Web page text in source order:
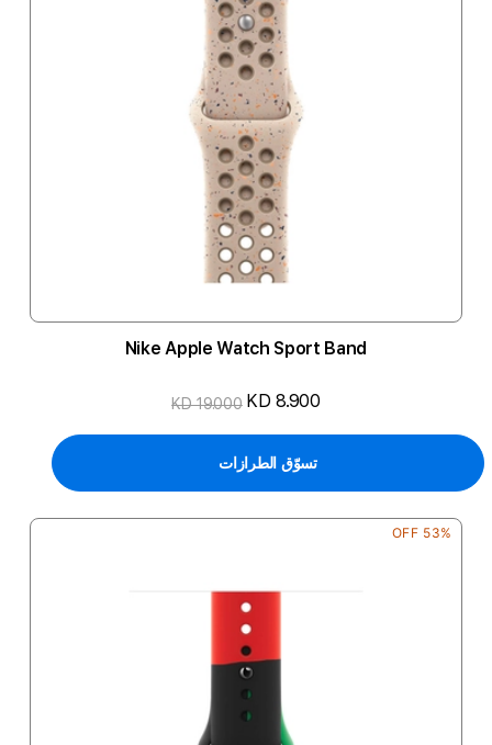
Nike Apple Watch Sport Band
KD 8.900
KD 19.000
تسوّق الطرازات
53% OFF